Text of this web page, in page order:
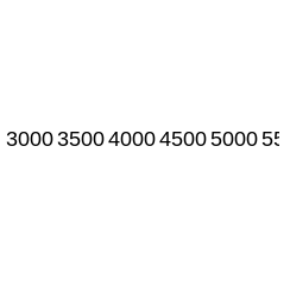
30003500400045005000